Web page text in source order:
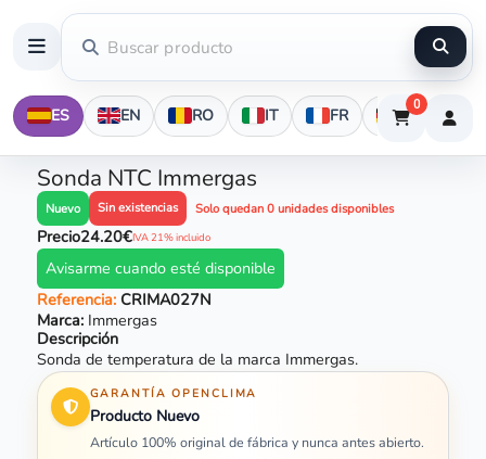
ES EN RO IT FR DE
0
Sonda NTC Immergas
Nuevo Sin existencias Solo quedan 0 unidades disponibles
Precio24.20€IVA 21% incluido
Avisarme cuando esté disponible
Referencia:CRIMA027N
Marca: Immergas
Descripción
Sonda de temperatura de la marca Immergas.
GARANTÍA OPENCLIMA
Producto Nuevo
Artículo 100% original de fábrica y nunca antes abierto.